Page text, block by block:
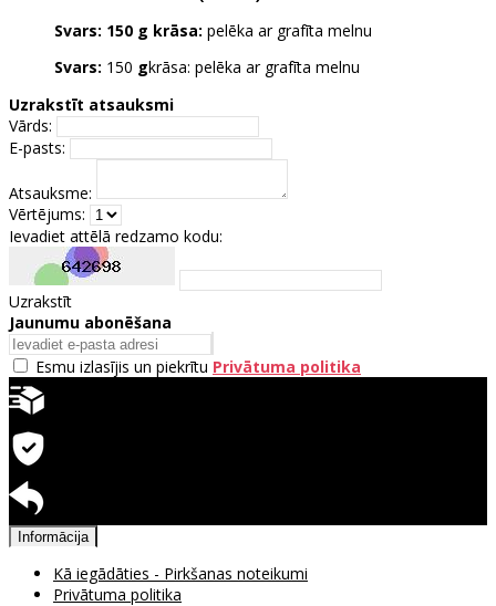
Svars: 150 g krāsa: pelēka ar grafīta melnu
Svars: 150 gkrāsa: pelēka ar grafīta melnu
Uzrakstīt atsauksmi
Vārds:
E-pasts:
Atsauksme:
Vērtējums:
Ievadiet attēlā redzamo kodu:
Uzrakstīt
Jaunumu abonēšana
Esmu izlasījis un piekrītu Privātuma politika
Informācija
Kā iegādāties - Pirkšanas noteikumi
Privātuma politika